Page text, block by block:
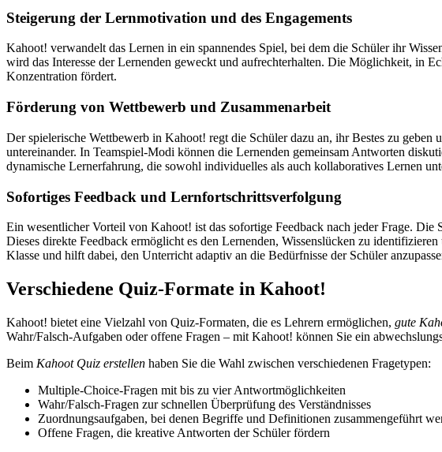
Steigerung der Lernmotivation und des Engagements
Kahoot! verwandelt das Lernen in ein spannendes Spiel, bei dem die Schüler ihr
wird das Interesse der Lernenden geweckt und aufrechterhalten. Die Möglichkeit, in
Konzentration fördert.
Förderung von Wettbewerb und Zusammenarbeit
Der spielerische Wettbewerb in Kahoot! regt die Schüler dazu an, ihr Bestes zu
untereinander. In Teamspiel-Modi können die Lernenden gemeinsam Antworten
dynamische Lernerfahrung, die sowohl individuelles als auch kollaboratives Lernen
Sofortiges Feedback und Lernfortschrittsverfolgung
Ein wesentlicher Vorteil von Kahoot! ist das sofortige Feedback nach jeder Frage.
Dieses direkte Feedback ermöglicht es den Lernenden, Wissenslücken zu
Klasse und hilft dabei, den Unterricht adaptiv an die Bedürfnisse der Schüler
Verschiedene Quiz-Formate in Kahoot!
Kahoot! bietet eine Vielzahl von Quiz-Formaten, die es Lehrern ermöglichen, gute
Wahr/Falsch-Aufgaben oder offene Fragen – mit Kahoot! können Sie ein
Beim Kahoot Quiz erstellen haben Sie die Wahl zwischen verschiedenen Fragetypen:
Multiple-Choice-Fragen mit bis zu vier Antwortmöglichkeiten
Wahr/Falsch-Fragen zur schnellen Überprüfung des Verständnisses
Zuordnungsaufgaben, bei denen Begriffe und Definitionen zusammengeführt
Offene Fragen, die kreative Antworten der Schüler fördern